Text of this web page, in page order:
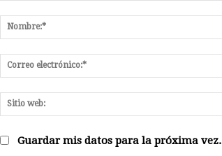
Guardar mis datos para la próxima vez.